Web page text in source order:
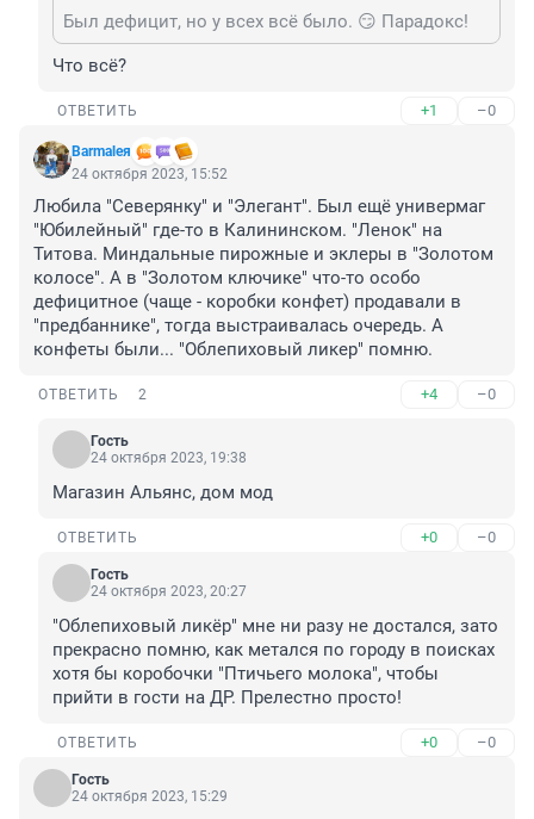
Был дефицит, но у всех всё было. 😏 Парадокс!
Что всё?
ОТВЕТИТЬ +1 –0
Barmaleя
24 октября 2023, 15:52
Любила "Северянку" и "Элегант". Был ещё универмаг
"Юбилейный" где-то в Калининском. "Ленок" на
Титова. Миндальные пирожные и эклеры в "Золотом
колосе". А в "Золотом ключике" что-то особо
дефицитное (чаще - коробки конфет) продавали в
"предбаннике", тогда выстраивалась очередь. А
конфеты были... "Облепиховый ликер" помню.
ОТВЕТИТЬ 2 +4 –0
Гость
24 октября 2023, 19:38
Магазин Альянс, дом мод
ОТВЕТИТЬ +0 –0
Гость
24 октября 2023, 20:27
"Облепиховый ликёр" мне ни разу не достался, зато
прекрасно помню, как метался по городу в поисках
хотя бы коробочки "Птичьего молока", чтобы
прийти в гости на ДР. Прелестно просто!
ОТВЕТИТЬ +0 –0
Гость
24 октября 2023, 15:29